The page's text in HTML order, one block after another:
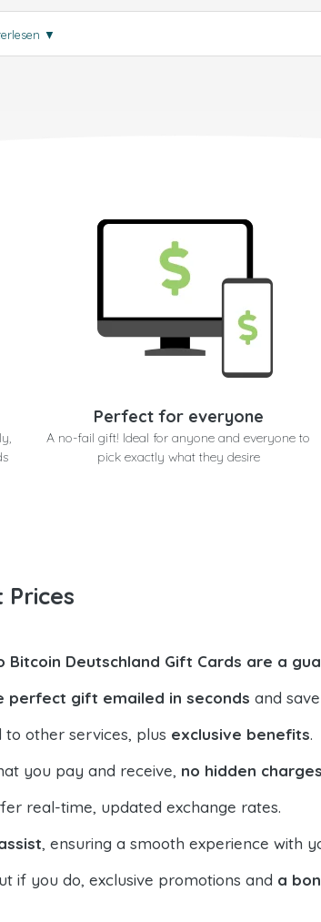
▼
Perfect for everyone
A no-fail gift! Ideal for anyone and everyone to
pick exactly what they desire
Bitcoin Deutschland Gift Cards are a
perfect gift emailed in seconds and
to other services, plus exclusive benefits.
you pay and receive, no hidden charges
real-time, updated exchange rates.
, ensuring a smooth experience with
if you do, exclusive promotions and a